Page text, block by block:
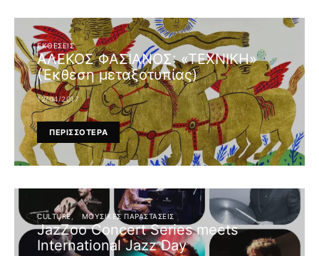
ΕΚΘΕΣΕΙΣ
ΑΛΕΚΟΣ ΦΑΣΙΑΝΟΣ: «ΤΕΧΝΙΚΗ»
(Έκθεση μεταξοτυπίας)
12/04/2017
ΠΕΡΙΣΣΟΤΕΡΑ
CULTURE ΜΟΥΣΙΚΈΣ ΠΑΡΑΣΤΆΣΕΙΣ
JazZoo Concert Series meets
International Jazz Day